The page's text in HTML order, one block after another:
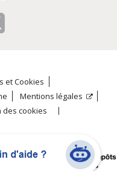
et Cookies
Mentions légales
des cookies